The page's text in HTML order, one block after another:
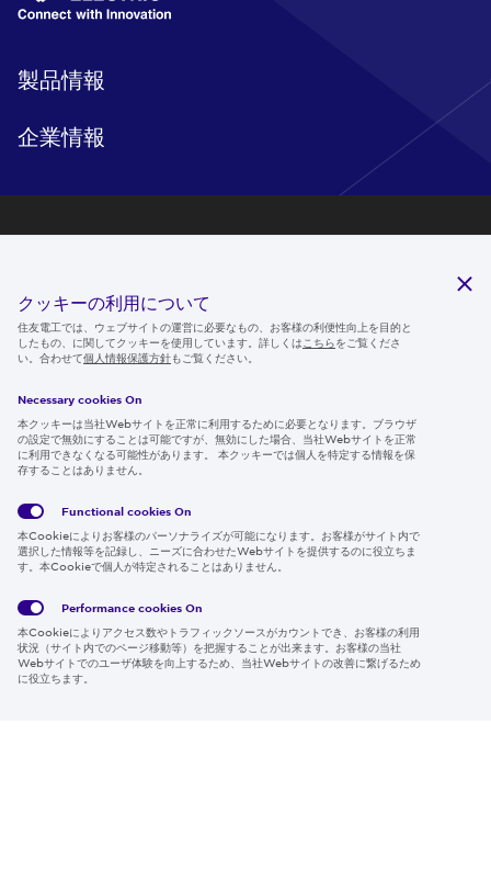
製品情報
企業情報
ニュースルーム
IR情報
採用情報
Global
Policy
サイト
約
Region & Language:
Japan | JP
クッキーの利用について
住友電工では、ウェブサイトの運営に必要なもの、お客様の利便性向上を目的と
したもの、に関してクッキーを使用しています。詳しくは こちらをご覧くださ
い。合わせて個人情報保護方針もご覧ください。
Necessary cookies On
本クッキーは当社Webサイトを正常に利用するために必要となります。ブラウザ
の設定で無効にすることは可能ですが、無効にした場合、当社Webサイトを正常
に利用できなくなる可能性があります。 本クッキーでは個人を特定する情報を保
存することはありません。
Functional cookies On
本Cookieによりお客様のパーソナライズが可能になります。お客様がサイト内で
選択した情報等を記録し、ニーズに合わせたWebサイトを提供するのに役立ちま
す。本Cookieで個人が特定されることはありません。
Performance cookies On
本Cookieによりアクセス数やトラフィックソースがカウントでき、お客様の利用
状況（サイト内でのページ移動等）を把握することが出来ます。お客様の当社
Webサイトでのユーザ体験を向上するため、当社Webサイトの改善に繋げるため
に役立ちます。